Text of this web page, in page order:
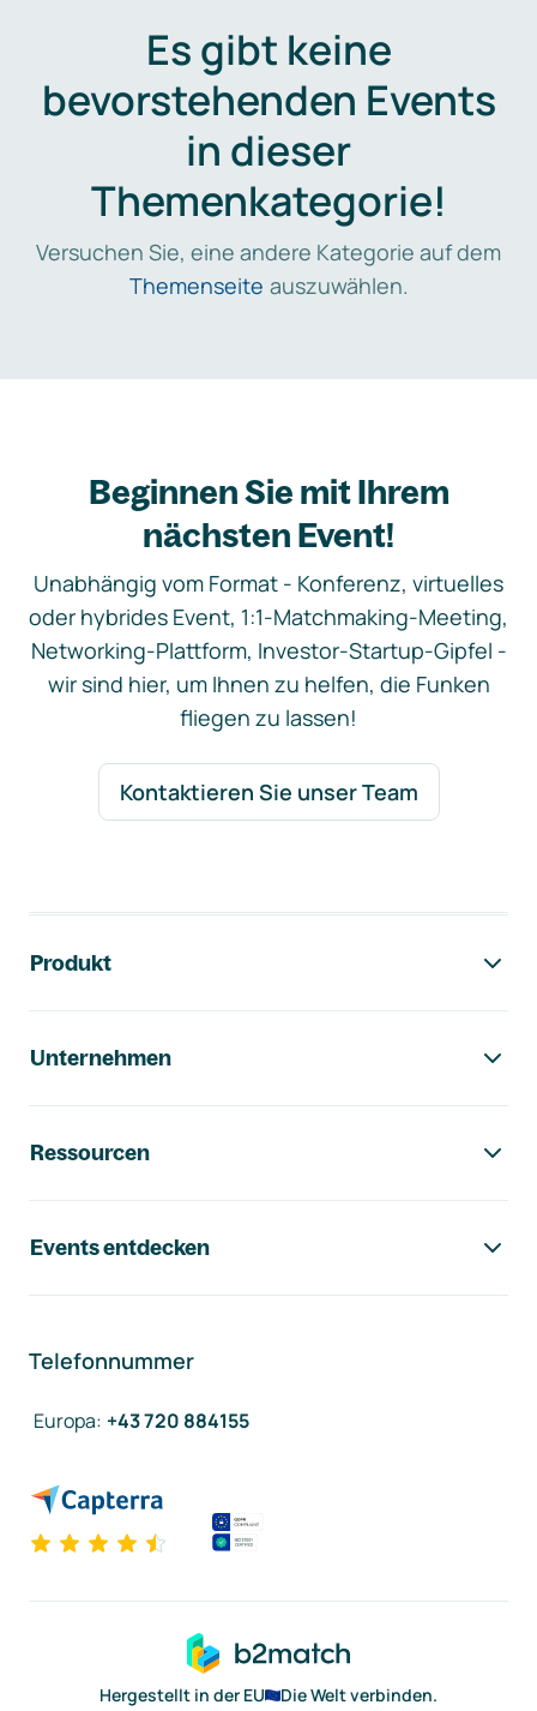
Es gibt keine
bevorstehenden Events
in dieser
Themenkategorie!
Versuchen Sie, eine andere Kategorie auf dem
Themenseite auszuwählen.
Beginnen Sie mit Ihrem
nächsten Event!
Unabhängig vom Format - Konferenz, virtuelles
oder hybrides Event, 1:1-Matchmaking-Meeting,
Networking-Plattform, Investor-Startup-Gipfel -
wir sind hier, um Ihnen zu helfen, die Funken
fliegen zu lassen!
Kontaktieren Sie unser Team
Produkt
Unternehmen
Ressourcen
Events entdecken
Telefonnummer
Europa: +43 720 884155
Hergestellt in der EU
Die Welt verbinden.